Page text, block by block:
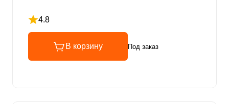
4.8
Рейтинг 4.8 из 5
В корзину Под заказ